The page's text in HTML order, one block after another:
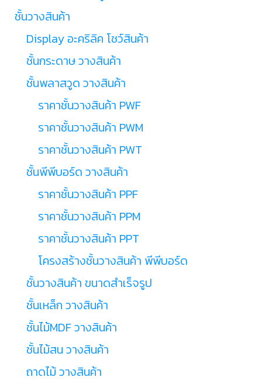
ชั้นวางสินค้า
Display อะคริลิค โชว์สินค้า
ชั้นกระดาษ วางสินค้า
ชั้นพลาสวูด วางสินค้า
ราคาชั้นวางสินค้า PWF
ราคาชั้นวางสินค้า PWM
ราคาชั้นวางสินค้า PWT
ชั้นพีพีบอร์ด วางสินค้า
ราคาชั้นวางสินค้า PPF
ราคาชั้นวางสินค้า PPM
ราคาชั้นวางสินค้า PPT
โครงสร้างชั้นวางสินค้า พีพีบอร์ด
ชั้นวางสินค้า ขนาดสำเร็จรูป
ชั้นเหล็ก วางสินค้า
ชั้นไม้MDF วางสินค้า
ชั้นไม้สน วางสินค้า
ถาดไม้ วางสินค้า